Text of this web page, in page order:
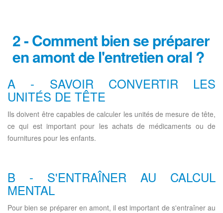
2 - Comment bien se préparer
en amont de l'entretien oral ?
A - SAVOIR CONVERTIR LES
UNITÉS DE TÊTE
Ils doivent être capables de calculer les unités de mesure de tête,
ce qui est important pour les achats de médicaments ou de
fournitures pour les enfants.
B - S'ENTRAÎNER AU CALCUL
MENTAL
Pour bien se préparer en amont, il est important de s'entraîner au